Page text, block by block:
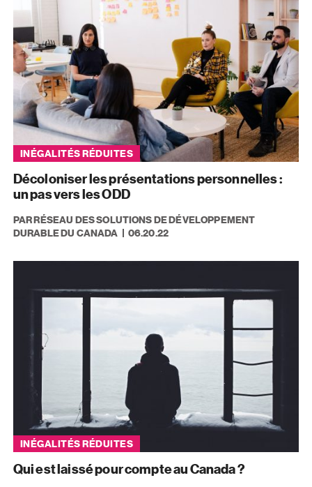
INÉGALITÉS RÉDUITES
Décoloniser les présentations personnelles :
un pas vers les ODD
PAR RÉSEAU DES SOLUTIONS DE DÉVELOPPEMENT
DURABLE DU CANADA
06.20.22
INÉGALITÉS RÉDUITES
Qui est laissé pour compte au Canada ?